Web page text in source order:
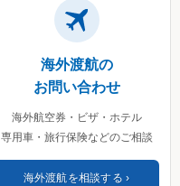
海外渡航の
お問い合わせ
海外航空券・ビザ・ホテル
専用車・旅行保険などのご相談
海外渡航を相談する